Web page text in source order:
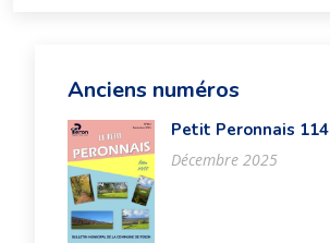
Anciens numéros
Petit Peronnais 114
Décembre 2025